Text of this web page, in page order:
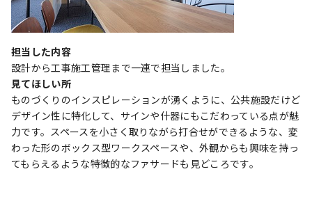
担当した内容
設計から工事施工管理まで一連で担当しました。
見てほしい所
ものづくりのインスピレーションが湧くように、公共施設だけど
デザイン性に特化して、サインや什器にもこだわっている点が魅
力です。スペースを小さく取りながら打合せができるような、変
わった形のボックス型ワークスペースや、外観からも興味を持っ
てもらえるような特徴的なファサードも見どころです。